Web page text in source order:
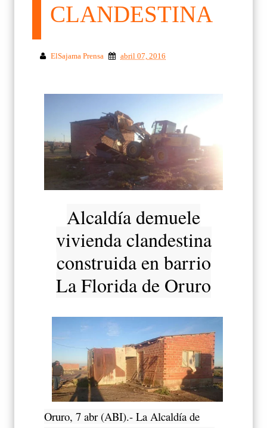
CLANDESTINA
ElSajama Prensa abril 07, 2016
Alcaldía demuele
vivienda clandestina
construida en barrio
La Florida de Oruro
Oruro, 7 abr (ABI).- La Alcaldía de